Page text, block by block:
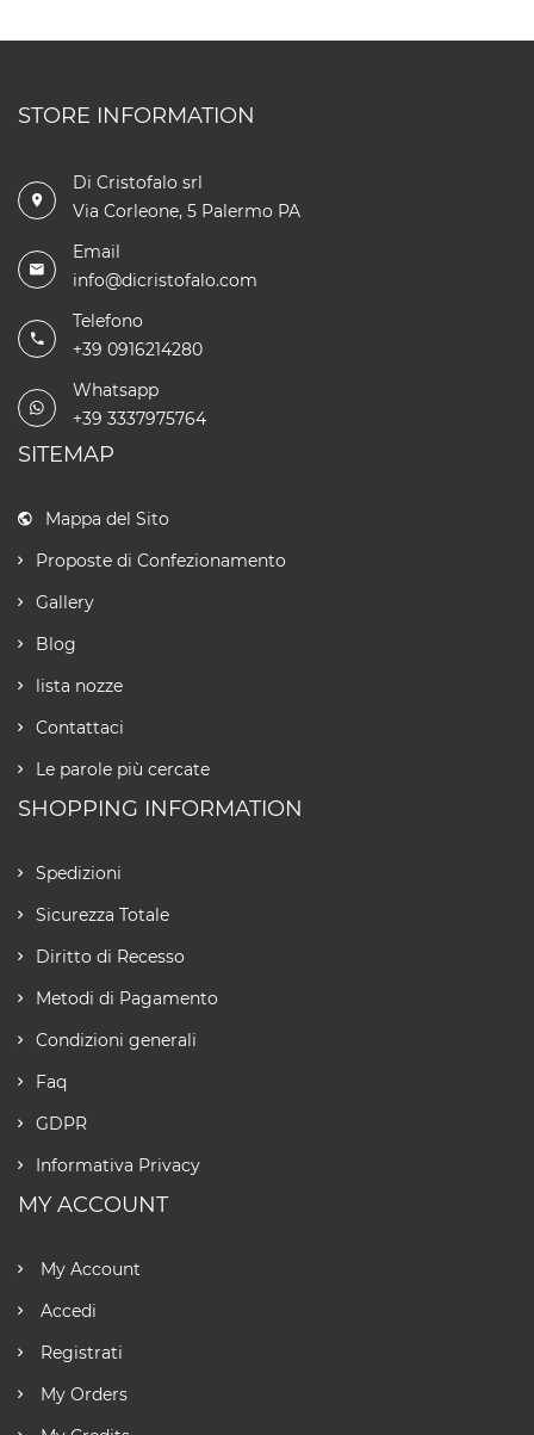
STORE INFORMATION
Di Cristofalo srl
Via Corleone, 5 Palermo PA
Email
info@dicristofalo.com
Telefono
+39 0916214280
Whatsapp
+39 3337975764
SITEMAP
Mappa del Sito
Proposte di Confezionamento
Gallery
Blog
lista nozze
Contattaci
Le parole più cercate
SHOPPING INFORMATION
Spedizioni
Sicurezza Totale
Diritto di Recesso
Metodi di Pagamento
Condizioni generali
Faq
GDPR
Informativa Privacy
MY ACCOUNT
My Account
Accedi
Registrati
My Orders